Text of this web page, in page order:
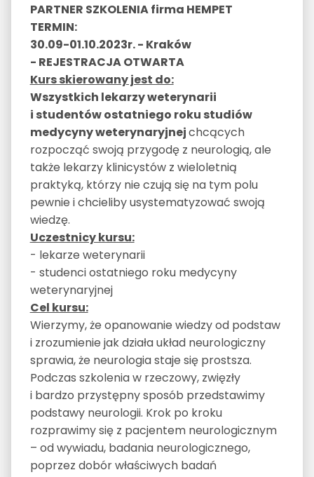
PARTNER SZKOLENIA firma HEMPET
TERMIN:
30.09-01.10.2023r. - Kraków
- REJESTRACJA OTWARTA
Kurs skierowany jest do:
Wszystkich lekarzy weterynarii
i studentów ostatniego roku studiów
medycyny weterynaryjnejchcących
rozpocząć swoją przygodę z neurologią, ale
także lekarzy klinicystów z wieloletnią
praktyką, którzy nie czują się na tym polu
pewnie i chcieliby usystematyzować swoją
wiedzę.
Uczestnicy kursu:
- lekarze weterynarii
- studenci ostatniego roku medycyny
weterynaryjnej
Cel kursu:
Wierzymy, że opanowanie wiedzy od podstaw
i zrozumienie jak działa układ neurologiczny
sprawia, że neurologia staje się prostsza.
Podczas szkolenia w rzeczowy, zwięzły
i bardzo przystępny sposób przedstawimy
podstawy neurologii. Krok po kroku
rozprawimy się z pacjentem neurologicznym
– od wywiadu, badania neurologicznego,
poprzez dobór właściwych badań